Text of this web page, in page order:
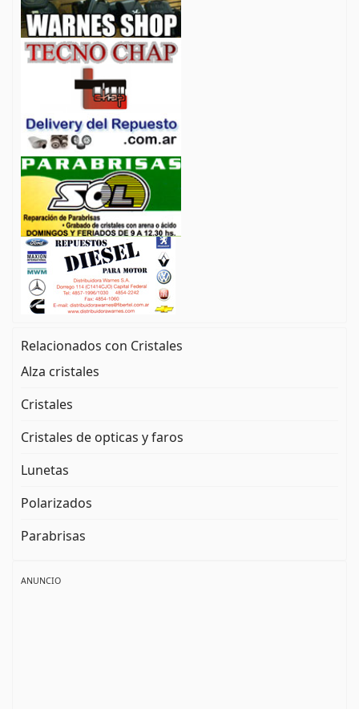
Relacionados con Cristales
Alza cristales
Cristales
Cristales de opticas y faros
Lunetas
Polarizados
Parabrisas
ANUNCIO